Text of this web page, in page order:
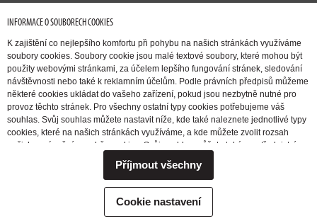
I WANT TOGAIN
MUSCLEMASS
I WANT TO
REDUCE BODY
FAT
I WANT TO
INCREASE
I WANT TOENERGIZE
FOR TRAINING AND FEEL
PUMPED MUSCLES
INFORMACE O SOUBORECH COOKIES
K zajištění co nejlepšího komfortu při pohybu na našich stránkách využíváme
soubory cookies. Soubory cookie jsou malé textové soubory, které mohou být
použity webovými stránkami, za účelem lepšího fungování stránek, sledování
návštěvnosti nebo také k reklamním účelům. Podle právních předpisů můžeme
některé cookies ukládat do vašeho zařízení, pokud jsou nezbytně nutné pro
provoz těchto stránek. Pro všechny ostatní typy cookies potřebujeme váš
souhlas. Svůj souhlas můžete nastavit níže, kde také naleznete jednotlivé typy
cookies, které na našich stránkách využíváme, a kde můžete zvolit rozsah
našich oprávnění pro sběr cookies. Svůj souhlas můžete také prostřednictvím
změny vybrané varianty kdykoli změnit nebo zrušit. Pokud byste nás
potřebovali ohledně výkonu vašich práv v souvislosti se zpracováním cookies
Podrobné informace k souborům cookies a více o tom, kdo jsme a jak
Cookie nastavení
Příjmout všechny